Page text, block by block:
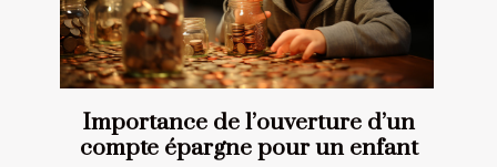
Importance de l’ouverture d’un
compte épargne pour un enfant